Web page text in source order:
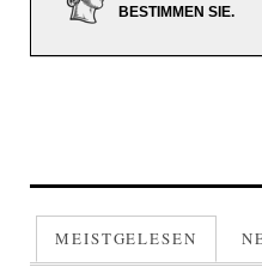
BESTIMMEN SIE.
MEISTGELESEN